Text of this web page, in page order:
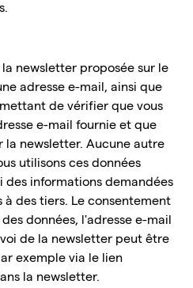
newsletter proposée sur le
adresse e-mail, ainsi que
de vérifier que vous
e-mail fournie et que
la newsletter. Aucune autre
utilisons ces données
des informations demandées
des tiers. Le consentement
données, l'adresse e-mail
de la newsletter peut être
exemple via le lien
la newsletter.